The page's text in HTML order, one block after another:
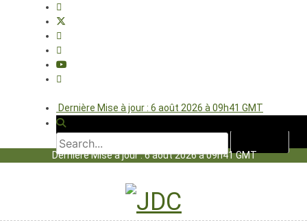
Dernière Mise à jour : 6 août 2026 à 09h41 GMT
Dernière Mise à jour : 6 août 2026 à 09h41 GMT